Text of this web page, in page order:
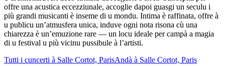
offre una acustica eccezziunale, accoglie dapoi guasgi un seculu i
più grandi musicanti è inseme di u mondu. Intima è raffinata, offre à
u publicu un’atmusfera unica, induve ogni nota risona cù una
chiarezza è un’emuzione rare — un locu ideale per campà a magia
di u festival u più vicinu pussibule à l’artisti.
Tutti i cuncerti à Salle Cortot, ParisAndà à Salle Cortot, Paris